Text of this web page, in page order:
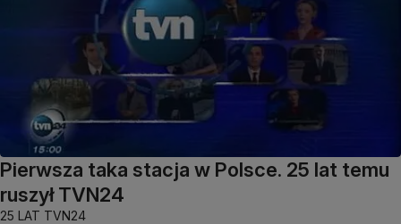
Pierwsza taka stacja w Polsce. 25 lat temu
ruszył TVN24
25 LAT TVN24